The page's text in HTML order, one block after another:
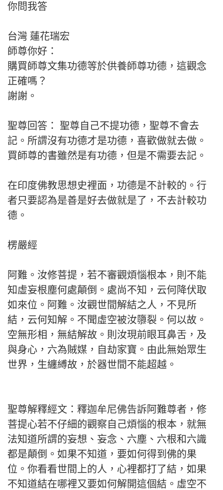
你問我答
台灣 蓮花瑞宏
師尊你好：
購買師尊文集功德等於供養師尊功德，這觀念
正確嗎？
謝謝。
聖尊回答： 聖尊自己不提功德，聖尊不會去
記。所謂沒有功德才是功德，喜歡做就去做。
買師尊的書雖然是有功德，但是不需要去記。
在印度佛教思想史裡面，功德是不計較的。行
者只要認為是善是好去做就是了，不去計較功
德。
楞嚴經
阿難。汝修菩提，若不審觀煩惱根本，則不能
知虛妄根塵何處顛倒。處尚不知，云何降伏取
如來位。阿難。汝觀世間解結之人，不見所
結，云何知解。不聞虛空被汝隳裂。何以故。
空無形相，無結解故。則汝現前眼耳鼻舌，及
與身心，六為賊媒，自劫家寶。由此無始眾生
世界，生纏縛故，於器世間不能超越。
聖尊解釋經文：釋迦牟尼佛告訴阿難尊者，修
菩提心若不仔細的觀察自己煩惱的根本，就無
法知道所謂的妄想、妄念、六塵、六根和六識
都是顛倒。如果不知道，要如何得到佛的果
位。你看看世間上的人，心裡都打了結，如果
不知道結在哪裡又要如何解開這個結。虛空不